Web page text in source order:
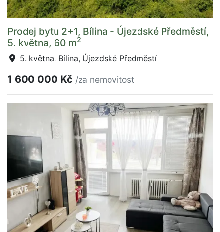
Prodej bytu 2+1, Bílina - Újezdské Předměstí,
5. května, 60 m2
5. května, Bílina, Újezdské Předměstí
1 600 000 Kč /za nemovitost